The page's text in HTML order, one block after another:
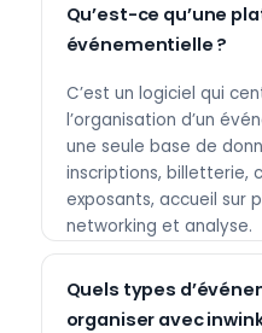
Qu’est-ce qu’une
événementielle ?
C’est un logiciel qui
l’organisation d’un
une seule base de
inscriptions, billetterie,
exposants, accueil sur
networking et analyse.
Quels types
organiser avec